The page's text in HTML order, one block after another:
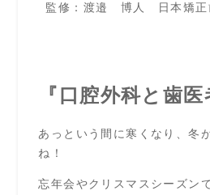
監修：渡邉 博人 日本矯正
『口腔外科と歯医
あっという間に寒くなり、冬
ね！
忘年会やクリスマスシーズン